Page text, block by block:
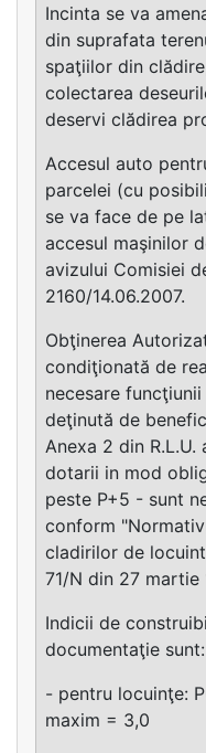
Incinta se va
din suprafata
spaţiilor din
colectarea
deservi clădirea
Accesul auto
parcelei (cu
se va face de pe
accesul maşinilor
avizului Comisiei
2160/14.06.2007.
Obţinerea
condiţionată de
necesare
deţinută de
Anexa 2 din R.L.U.
dotarii in mod
peste P+5 - sunt
conform
cladirilor de
71/N din 27 martie
Indicii de
documentaţie sunt:
- pentru locuinţe:
maxim = 3,0